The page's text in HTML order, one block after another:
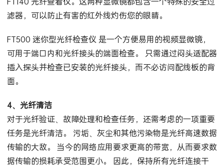
滤器，可以防止有害的红外线灼伤您的眼睛。
FT500 迷你型光纤检查仪 是一个方便易用的视频显微镜，
可用于端口内和光纤接头的端面检查。 只需通过闷头适配器
插入探头并检查已安装的光纤接头，而不必访问配线板的背
面。
4、光纤清洁
对于光纤验证、故障处理和检查任务，还需考虑的一项重要
任务是光纤清洁。 污垢、灰尘和其他污染物是光纤高速数据
传输的大敌。 当今的网络应用要求更高的带宽，从而要求数
据传输的损耗承受范围更小。 因此，保持所有光纤连接干